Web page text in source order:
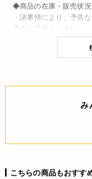
◆商品の在庫・販売状
・諸事情により、予告
予めご了承ください。
・当サイトに掲載され
ても必ずしも在庫を保
詳細
◆材質：表：OPP
4977017505063
み
こちらの商品もおすす